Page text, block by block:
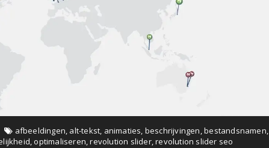
afbeeldingen, alt-tekst, animaties, beschrijvingen,bestandsnamen,
,optimaliseren,revolution slider,revolution slider seo